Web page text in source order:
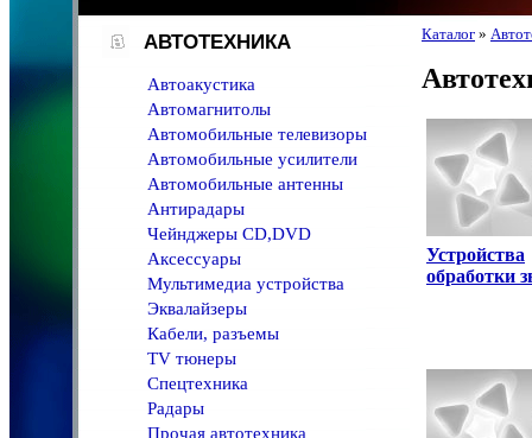
АВТОТЕХНИКА
Автоакустика
Автомагнитолы
Автомобильные телевизоры
Автомобильные усилители
Автомобильные антенны
Антирадары
Чейнджеры CD,DVD
Аксессуары
Мультимедиа устройства
Эквалайзеры
Кабели, разъемы
TV тюнеры
Спецтехника
Радары
Прочая автотехника
Каталог »
Устройства
обработки